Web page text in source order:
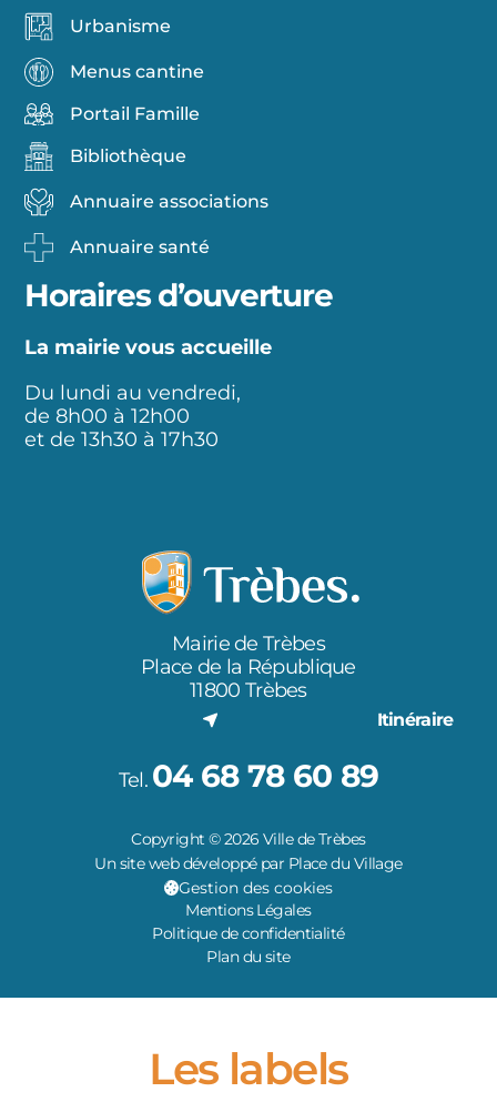
Urbanisme
Menus cantine
Portail Famille
Bibliothèque
Annuaire associations
Annuaire santé
Horaires d’ouverture
La mairie vous accueille
Du lundi au vendredi,
de 8h00 à 12h00
et de 13h30 à 17h30
Mairie de Trèbes
Place de la République
11800 Trèbes
Itinéraire
Tel. 04 68 78 60 89
Copyright © 2026 Ville de Trèbes
Un site web développé par Place du Village
Gestion des cookies
Mentions Légales
Politique de confidentialité
Plan du site
Les labels